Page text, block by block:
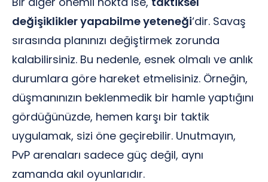
değişiklikler yapabilme yeteneği‘dir. Savaş
sırasında planınızı değiştirmek zorunda
kalabilirsiniz. Bu nedenle, esnek olmalı ve anlık
durumlara göre hareket etmelisiniz. Örneğin,
düşmanınızın beklenmedik bir hamle yaptığını
gördüğünüzde, hemen karşı bir taktik
uygulamak, sizi öne geçirebilir. Unutmayın,
PvP arenaları sadece güç değil, aynı
zamanda akıl oyunlarıdır.